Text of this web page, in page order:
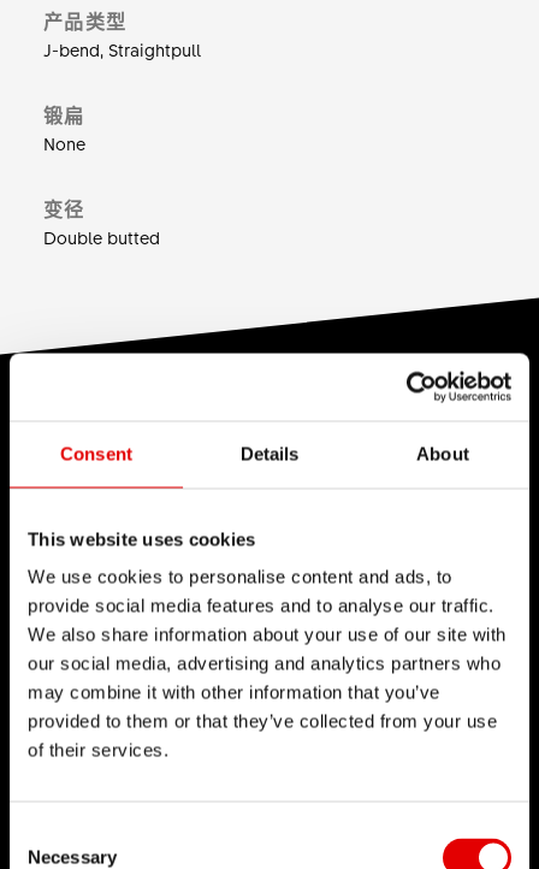
Consent Details About
This website uses cookies
We use cookies to personalise content and ads, to
provide social media features and to analyse our traffic.
We also share information about your use of our site with
our social media, advertising and analytics partners who
may combine it with other information that you’ve
provided to them or that they’ve collected from your use
of their services.
Necessary
产品类型
J-bend, Straightpull
锻扁
None
变径
Double butted
我们对于工程艺术深信不疑，并为了追求卓越的产品
开发流程而努力。我们的理念是透过内部研发的技术
来不断地突破极限。